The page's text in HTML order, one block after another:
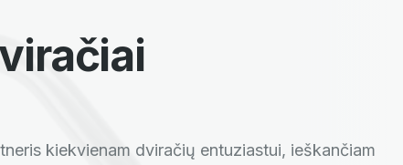
kiekvienam dviračių entuziastui, ieškančiam